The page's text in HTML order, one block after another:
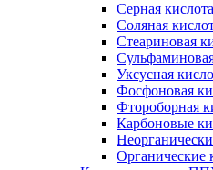
Серная кислота
Соляная
Стеариновая
Уксусная
Фосфоновая
Фтороборная
Карбоновые
Органические